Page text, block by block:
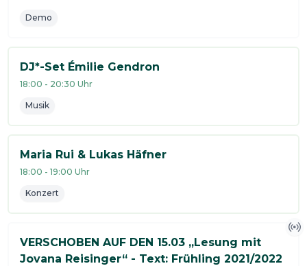
Demo
DJ*-Set Émilie Gendron
18:00 - 20:30 Uhr
Musik
Maria Rui & Lukas Häfner
18:00 -19:00 Uhr
Konzert
VERSCHOBEN AUF DEN 15.03 „Lesung mit
Jovana Reisinger“ - Text: Frühling 2021/2022